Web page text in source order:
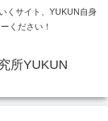
くサイト、YUKUN自身
ください！
所YUKUN